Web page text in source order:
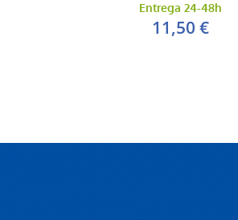
Entrega 24-48h
11,50 €